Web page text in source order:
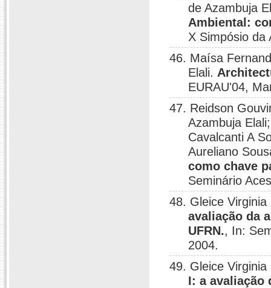
de Azambuja
Ambiental:
X Simpósio da
46. Maísa
Elali.
EURAU'04,
47. Reidson
Azambuja
Cavalcanti A
Aureliano
como chave
Seminário
48. Gleice
avaliação da
UFRN., In:
2004.
49. Gleice
I: a avaliação